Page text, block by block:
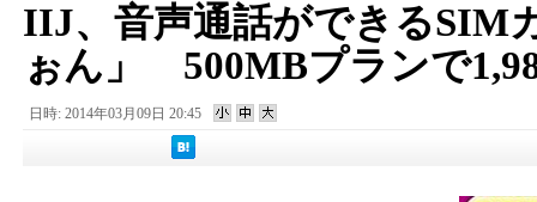
IIJ、音声通話ができるSIM
ぉん」 500MBプランで
日時: 2014年03月09日 20:45